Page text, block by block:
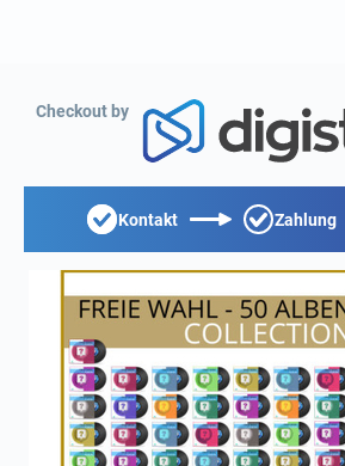
Checkout by
Kontakt Zahlung